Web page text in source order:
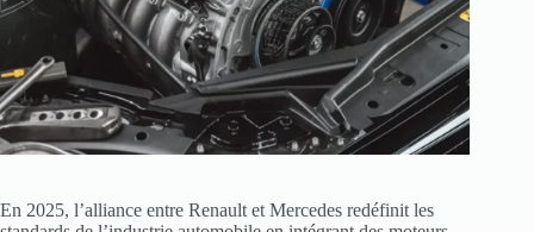
En 2025, l’alliance entre Renault et Mercedes redéfinit les